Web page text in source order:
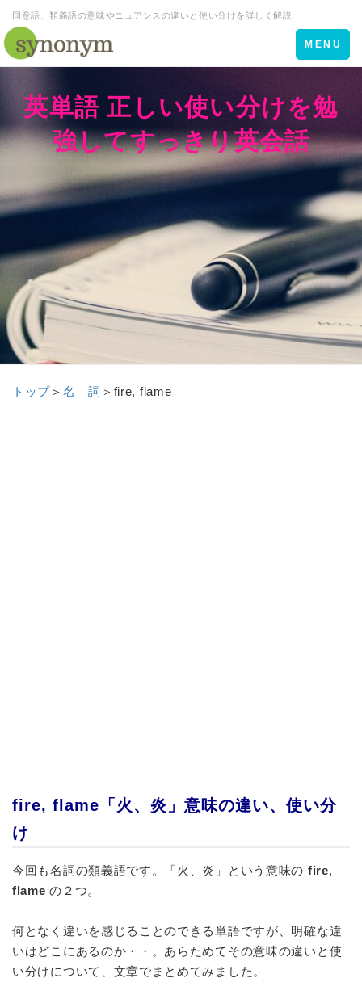
同意語、類義語の意味やニュアンスの違いと使い分けを詳しく解説
Toggle
navigation
MENU
英単語 正しい使い分けを勉
強してすっきり英会話
トップ＞ 名 詞 ＞ fire, flame
fire, flame「火、炎」意味の違い、使い分
け
今回も名詞の類義語です。「火、炎」という意味の fire,
flame の２つ。
何となく違いを感じることのできる単語ですが、明確な違
いはどこにあるのか・・。あらためてその意味の違いと使
い分けについて、文章でまとめてみました。